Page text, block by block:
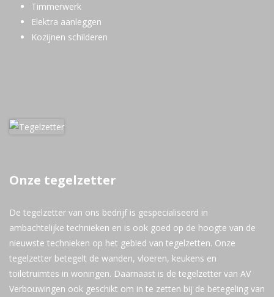
Timmerwerk
Elektra aanleggen
Kozijnen schilderen
Onze tegelzetter
De tegelzetter van ons bedrijf is gespecialiseerd in
ambachtelijke technieken en is ook goed op de hoogte van de
nieuwste technieken op het gebied van tegelzetten. Onze
tegelzetter betegelt de wanden, vloeren, keukens en
toiletruimtes in woningen. Daarnaast is de tegelzetter van AV
Verbouwingen ook geschikt om in te zetten bij de betegeling van